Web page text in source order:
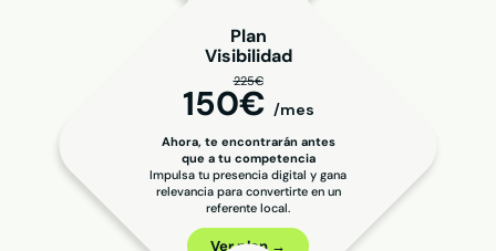
Plan
Visibilidad
225€
150€ /mes
Ahora, te encontrarán antes
que a tu competencia
Impulsa tu presencia digital y gana
relevancia para convertirte en un
referente local.
Ver plan →